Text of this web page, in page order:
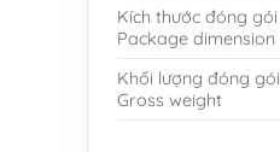
Kích thước đóng gói
Package dimension
Khối lượng đóng gói
Gross weight